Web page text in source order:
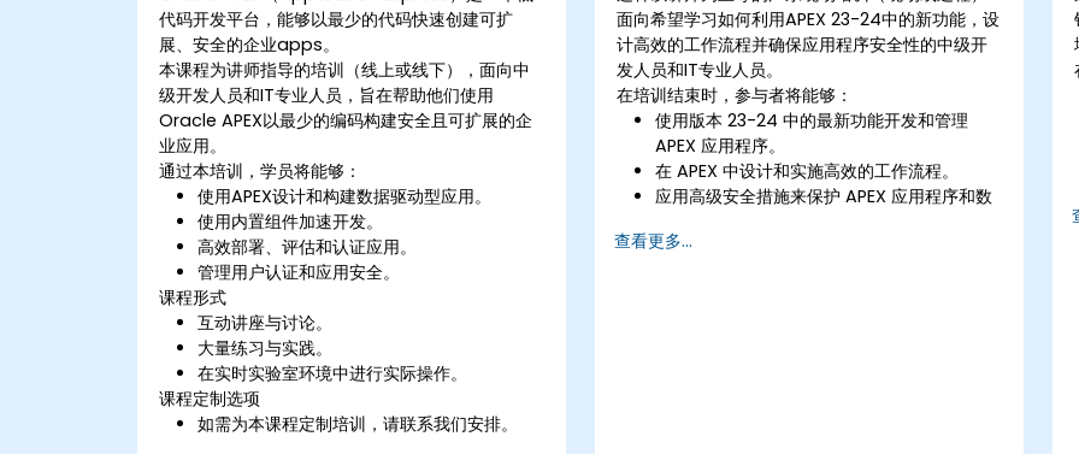
代码开发平台，能够以最少的代码快速创建可扩
展、安全的企业apps。
本课程为讲师指导的培训（线上或线下），面向中
级开发人员和IT专业人员，旨在帮助他们使用
Oracle APEX以最少的编码构建安全且可扩展的企
业应用。
通过本培训，学员将能够：
使用APEX设计和构建数据驱动型应用。
使用内置组件加速开发。
高效部署、评估和认证应用。
管理用户认证和应用安全。
课程形式
互动讲座与讨论。
大量练习与实践。
在实时实验室环境中进行实际操作。
课程定制选项
如需为本课程定制培训，请联系我们安排。
面向希望学习如何利用APEX 23-24中的新功能，设
计高效的工作流程并确保应用程序安全性的中级开
发人员和IT专业人员。
在培训结束时，参与者将能够：
使用版本 23-24 中的最新功能开发和管理
APEX 应用程序。
在 APEX 中设计和实施高效的工作流程。
应用高级安全措施来保护 APEX 应用程序和数
将 APEX 应用程序与外部系统集成，确保数据
查看更多...